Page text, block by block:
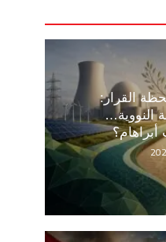
القرار:
النووية…
أبراهام؟